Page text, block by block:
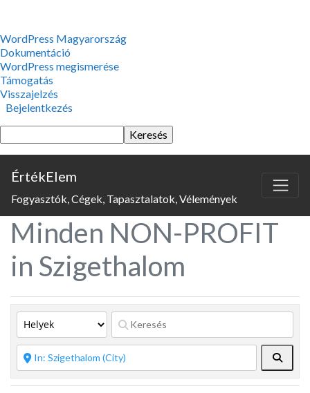
WordPress,
a
csodás
WordPress Magyarország
Dokumentáció
WordPress megismerése
Támogatás
Visszajelzés
Bejelentkezés
Keresés
ÉrtékElem
Fogyasztók, Cégek, Tapasztalatok, Vélemények
Minden NON-PROFIT
in Szigethalom